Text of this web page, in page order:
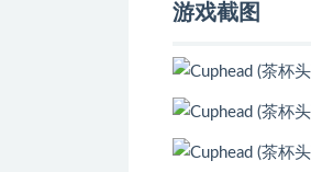
游戏截图